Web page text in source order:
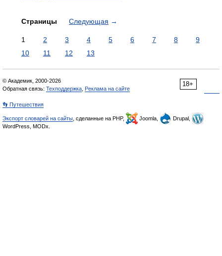
Страницы Следующая →
1 2 3 4 5 6 7 8
9
10
11 12 13
18+
© Академик, 2000-2026
Обратная связь: Техподдержка Реклама на сайте
👣 Путешествия
Экспорт словарей на сайты , сделанные на PHP, Joomla,
Drupal,
WordPress, MODx.